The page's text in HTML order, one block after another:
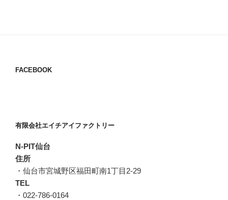
FACEBOOK
有限会社エイチアイファクトリー
N-PIT仙台
住所
・仙台市宮城野区福田町南1丁目2-29
TEL
・022-786-0164